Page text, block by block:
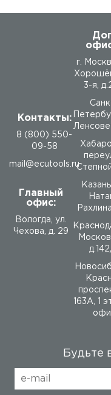
Контакты:
8 (800) 550-
09-58
mail@ecutools.ru
Главный
офис:
Вологда, ул.
Чехова, д. 29
г.
3-я,
163А, 1
Будьте